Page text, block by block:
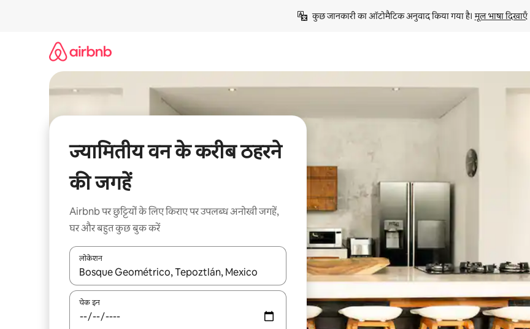
कुछ जानकारी का ऑटोमैटिक अनुवाद किया गया है। मूल भाषा दिखाएँ
ज्यामितीय वन के करीब ठहरने
की जगहें
Airbnb पर छुट्टियों के लिए किराए पर उपलब्ध अनोखी जगहें,
घर और बहुत कुछ बुक करें
लोकेशन
नतीजों के उपलब्ध होने पर, अप और डाउन 'ऐरो की' का इस्तेमाल करके नेविगेट करें या टच या फिर स्वाइप जेस्चर का इस्तेमाल करके एक्सप्लोर करें।
चेक इन